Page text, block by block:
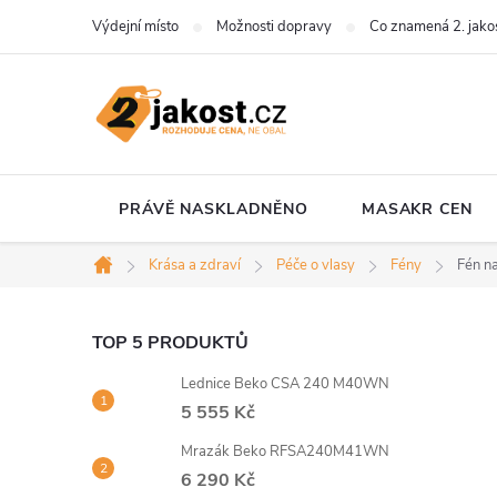
Výdejní místo Možnosti dopravy Co znamená 2.
PRÁVĚ NASKLADNĚNO MASAKR CEN
Domů
Krása a zdraví Péče o vlasy Fény Fén
P
o
s
TOP 5 PRODUKTŮ
Lednice Beko CSA 240 M40WN
5 555 Kč
Mrazák Beko RFSA240M41WN
6 290 Kč